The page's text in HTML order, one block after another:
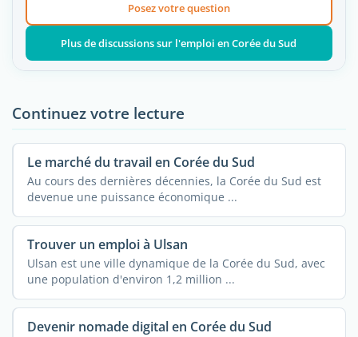
Posez votre question
Plus de discussions sur l'emploi en Corée du Sud
Continuez votre lecture
Le marché du travail en Corée du Sud
Au cours des dernières décennies, la Corée du Sud est
devenue une puissance économique ...
Trouver un emploi à Ulsan
Ulsan est une ville dynamique de la Corée du Sud, avec
une population d'environ 1,2 million ...
Devenir nomade digital en Corée du Sud